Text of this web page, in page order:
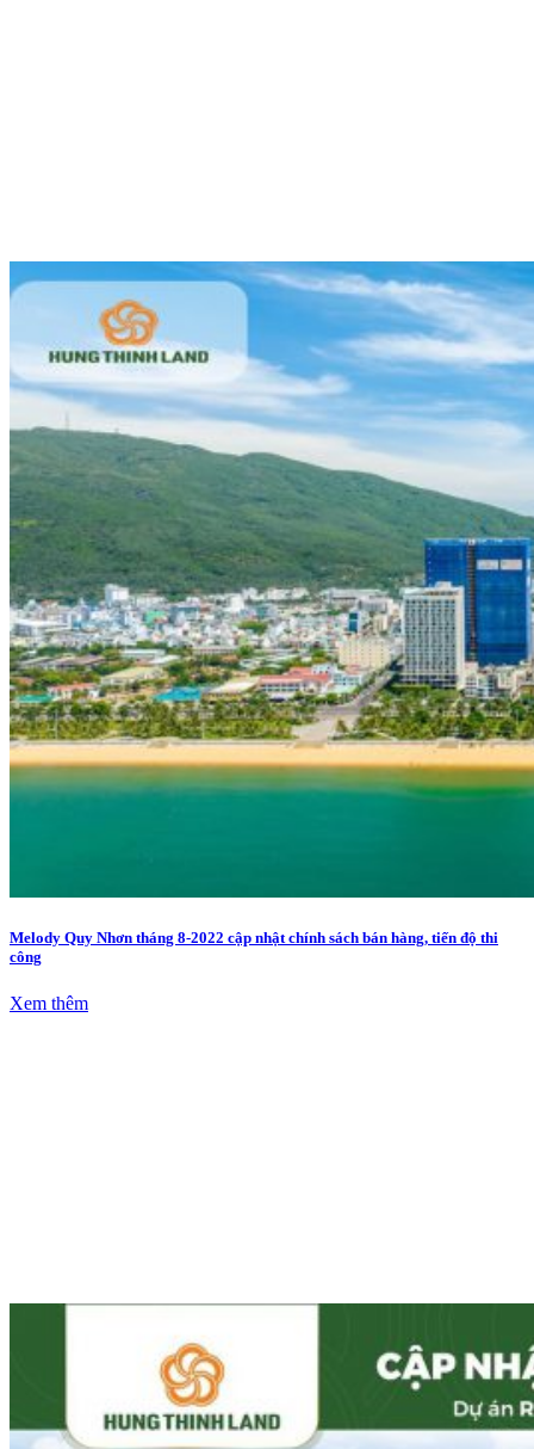
Melody Quy Nhơn tháng 8-2022 cập nhật chính sách bán hàng, tiến độ thi
công
Xem thêm